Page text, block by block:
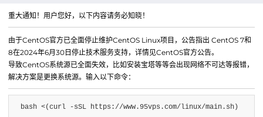
重大通知！用户您好，以下内容请务必知晓！
由于CentOS官方已全面停止维护CentOS Linux项目，公告指出 CentOS 7和
8在2024年6月30日停止技术服务支持，详情见CentOS官方公告。
导致CentOS系统源已全面失效，比如安装宝塔等等会出现网络不可达等报错，
解决方案是更换系统源。输入以下命令：
bash <(curl -sSL https://www.95vps.com/linux/main.sh)